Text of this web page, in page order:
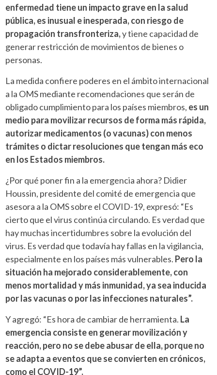
enfermedad tiene un impacto grave en la salud
pública, es inusual e inesperada, con riesgo de
propagación transfronteriza,y tiene capacidad de
generar restricción de movimientos de bienes o
personas.
La medida confiere poderes en el ámbito internacional
a la OMS mediante recomendaciones que serán de
obligado cumplimiento para los países miembros, es un
medio para movilizar recursos de forma más rápida,
autorizar medicamentos (o vacunas) con menos
trámites o dictar resoluciones que tengan más eco
en los Estados miembros.
¿Por qué poner fin a la emergencia ahora? Didier
Houssin, presidente del comité de emergencia que
asesora a la OMS sobre el COVID-19, expresó: “Es
cierto que el virus continúa circulando. Es verdad que
hay muchas incertidumbres sobre la evolución del
virus. Es verdad que todavía hay fallas en la vigilancia,
especialmente en los países más vulnerables. Pero la
situación ha mejorado considerablemente, con
menos mortalidad y más inmunidad, ya sea inducida
por las vacunas o por las infecciones naturales”.
Y agregó: “Es hora de cambiar de herramienta. La
emergencia consiste en generar movilización y
reacción, pero no se debe abusar de ella, porque no
se adapta a eventos que se convierten en crónicos,
como el COVID-19”.